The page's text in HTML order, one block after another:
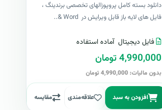
دانلود بسته کامل پروپوزالهای تخصصی برندینگ ،
فایل های لایه باز قابل ویرایش در Word &..
فایل دیجیتال آماده استفاده
4,990,000 تومان
بدون مالیات: 4,990,000 تومان
افزودن به سبد علاقه‌مندی مقایسه